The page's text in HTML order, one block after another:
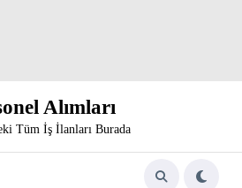
Alımları
Tüm İş İlanları Burada